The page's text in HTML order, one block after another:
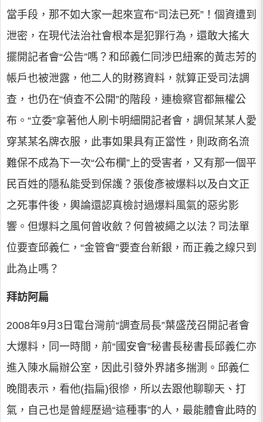
當手段，那不如大家一起來宣布“司法已死”！個資遭到
泄密，在現代法治社會根本是犯罪行為，還敢大搖大
擺開記者會“公告”嗎？和邱義仁同涉巴紐案的黃志芳的
帳戶也被泄露，他二人的財務資料，就算正受司法調
查，也仍在“偵查不公開”的階段，連檢察官都無權公
布。“立委”拿著他人刷卡明細開記者會，調侃某某人愛
穿某某名牌衣服，此事如果具有正當性，則政商名流
難保不成為下一次“公布欄”上的受害者，又有那一個平
民百姓的隱私能受到保護？張俊彥被爆料以及白文正
之死事件後，輿論還認真檢討過爆料風氣的惡劣影
響。但爆料之風何曾收斂？何曾被繩之以法？司法單
位要查邱義仁，“金管會”要查台新銀，而正義之線只到
此為止嗎？
拜訪阿扁
2008年9月3日電台灣前“調查局長”葉盛茂召開記者會
大爆料，同一時間，前“國安會”秘書長秘書長邱義仁亦
進入陳水扁辦公室，因此引發外界諸多揣測。邱義仁
晚間表示，看他(指扁)很慘，所以去跟他聊聊天、打
氣，自己也是曾經歷過“這種事”的人，最能體會此時的